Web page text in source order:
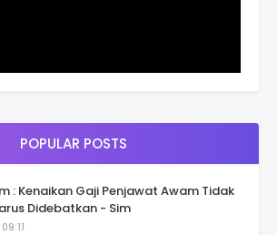
POPULAR POSTS
: Kenaikan Gaji Penjawat Awam Tidak
Didebatkan - Sim
09:11